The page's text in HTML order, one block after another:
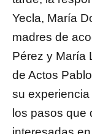
Yecla, María
madres de
Pérez y María
de Actos
su
los pasos que